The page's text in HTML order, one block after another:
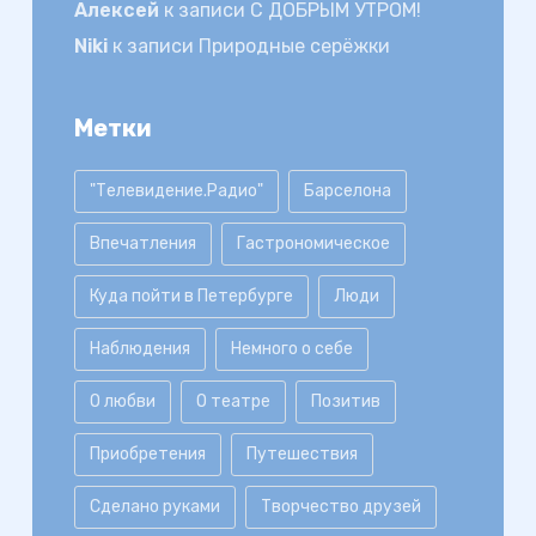
Алексей к записи С ДОБРЫМ УТРОМ!
Nikiк записи Природные серёжки
Метки
"Телевидение.Радио" Барселона
Впечатления Гастрономическое
Куда пойти в Петербурге Люди
Наблюдения Немного о себе
О любви О театре Позитив
Приобретения Путешествия
Сделано руками Творчество друзей